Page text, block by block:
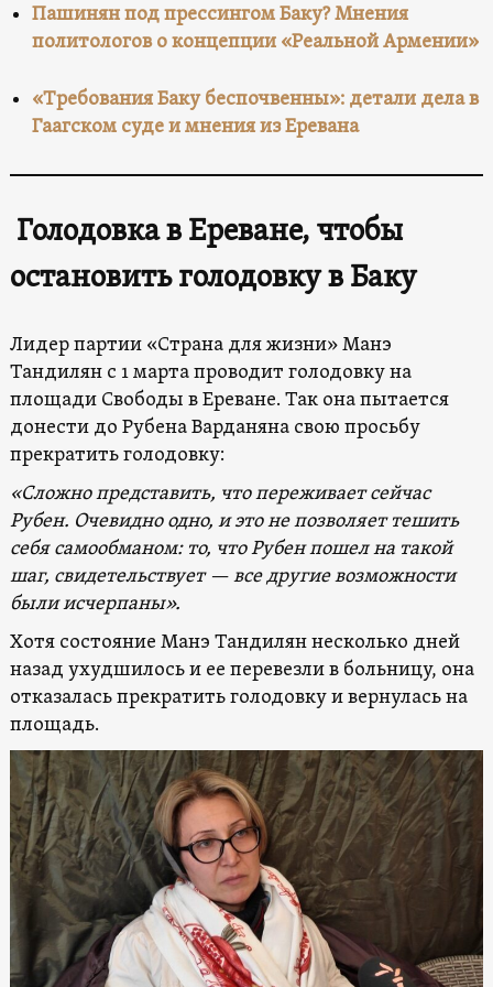
Пашинян под прессингом Баку? Мнения
политологов о концепции «Реальной Армении»
«Требования Баку беспочвенны»: детали дела в
Гаагском суде и мнения из Еревана
Голодовка в Ереване, чтобы
остановить голодовку в Баку
Лидер партии «Страна для жизни» Манэ
Тандилян с 1 марта проводит голодовку на
площади Свободы в Ереване. Так она пытается
донести до Рубена Варданяна свою просьбу
прекратить голодовку:
«Сложно представить, что переживает сейчас
Рубен. Очевидно одно, и это не позволяет тешить
себя самообманом: то, что Рубен пошел на такой
шаг, свидетельствует — все другие возможности
были исчерпаны».
Хотя состояние Манэ Тандилян несколько дней
назад ухудшилось и ее перевезли в больницу, она
отказалась прекратить голодовку и вернулась на
площадь.